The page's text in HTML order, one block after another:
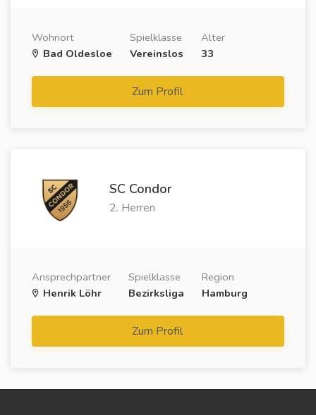
Wohnort
Bad Oldesloe
Spielklasse
Vereinslos
Alter
33
Zum Profil
SC Condor
2. Herren
Ansprechpartner
Henrik Löhr
Spielklasse
Bezirksliga
Region
Hamburg
Zum Profil